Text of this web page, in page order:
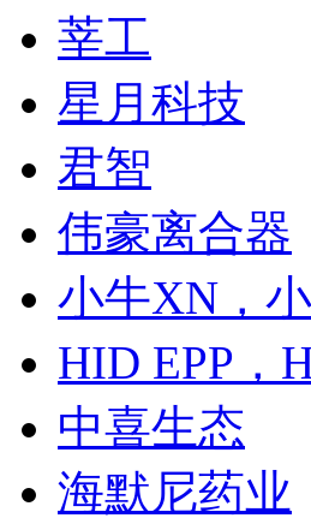
莘工
星月科技
君智
伟豪离合器
小牛XN，
HID EPP，
中喜生态
海默尼药业